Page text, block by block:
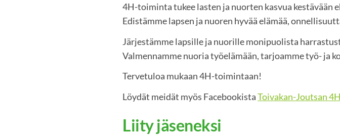
4H-toiminta tukee lasten ja nuorten kasvua kestävään
Edistämme lapsen ja nuoren hyvää elämää,
Järjestämme lapsille ja nuorille monipuolista
Valmennamme nuoria työelämään, tarjoamme työ-
Tervetuloa mukaan 4H-toimintaan!
Löydät meidät myös FacebookistaToivakan-Joutsan
Liity jäseneksi